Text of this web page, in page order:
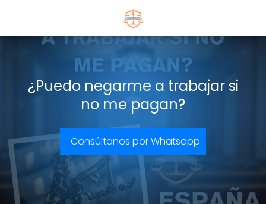
¿Puedo negarme a trabajar si
no me pagan?
Consúltanos por Whatsapp